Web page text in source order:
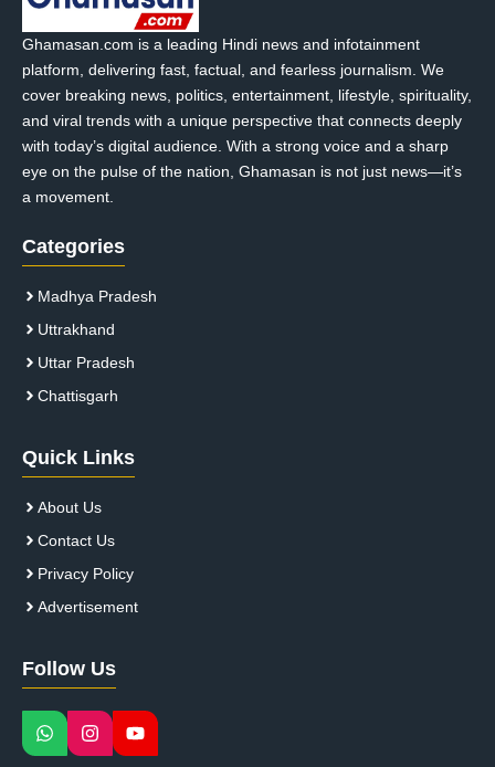
Ghamasan.com is a leading Hindi news and infotainment
platform, delivering fast, factual, and fearless journalism. We
cover breaking news, politics, entertainment, lifestyle, spirituality,
and viral trends with a unique perspective that connects deeply
with today’s digital audience. With a strong voice and a sharp
eye on the pulse of the nation, Ghamasan is not just news—it’s
a movement.
Categories
Madhya Pradesh
Uttrakhand
Uttar Pradesh
Chattisgarh
Quick Links
About Us
Contact Us
Privacy Policy
Advertisement
Follow Us